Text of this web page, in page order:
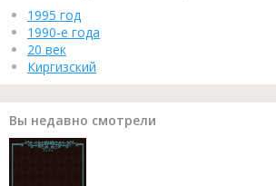
1995 год
1990-е года
20 век
Киргизский
Вы недавно смотрели